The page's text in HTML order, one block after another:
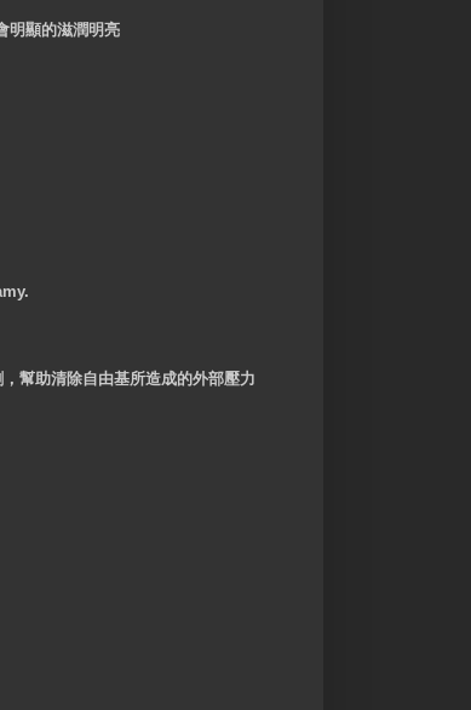
明顯的滋潤明亮
幫助清除自由基所造成的外部壓力